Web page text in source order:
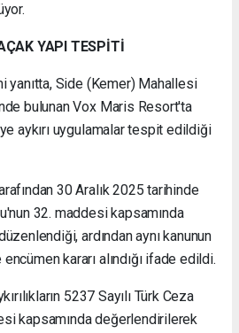
YAPI TESPİTİ
yanıtta, Side (Kemer) Mahallesi
bulunan Vox Maris Resort'ta
aykırı uygulamalar tespit edildiği
30 Aralık 2025 tarihinde
32. maddesi kapsamında
ardından aynı kanunun
kararı alındığı ifade edildi.
5237 Sayılı Türk Ceza
kapsamında değerlendirilerek